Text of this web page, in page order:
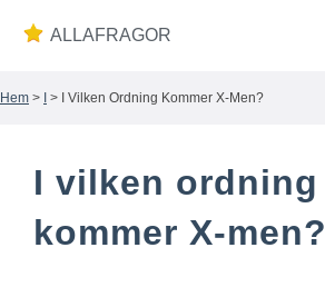
ALLAFRAGOR
Wiki
Hem > > I Vilken Ordning Kommer X-Men?
I vilken ordning
kommer X-men?